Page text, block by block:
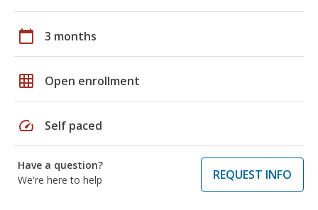
calendar_today 3 months
grid_on Open enrollment
speed Self paced
Have a question?
We're here to help
REQUEST INFO